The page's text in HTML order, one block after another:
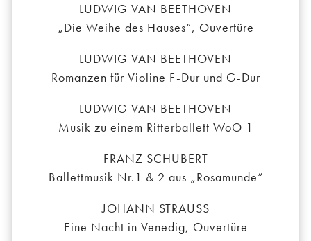
LUDWIG VAN BEETHOVEN
„Die Weihe des Hauses“, Ouvertüre
LUDWIG VAN BEETHOVEN
Romanzen für Violine F-Dur und G-Dur
LUDWIG VAN BEETHOVEN
Musik zu einem Ritterballett WoO 1
FRANZ SCHUBERT
Ballettmusik Nr.1 & 2 aus „Rosamunde“
JOHANN STRAUSS
Eine Nacht in Venedig, Ouvertüre